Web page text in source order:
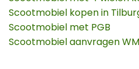
Scootmobiel kopen in
Scootmobiel met PGB
Scootmobiel aanvragen